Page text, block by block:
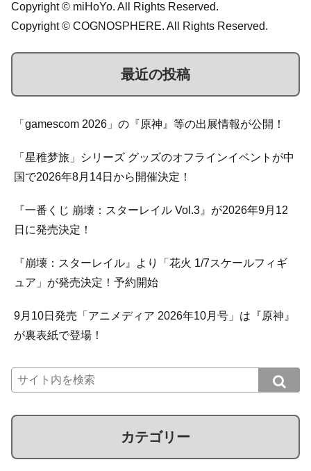
Copyright © miHoYo. All Rights Reserved.
Copyright © COGNOSPHERE. All Rights Reserved.
最近の投稿
「gamescom 2026」の『原神』等の出展情報が公開！
「星稚梦旅」シリーズ グッズのオフラインイベントが中
国で2026年8月14日から開催決定！
『一番くじ 崩壊：スターレイル Vol.3』が2026年9月12
日に発売決定！
『崩壊：スターレイル』より「花火 1/7スケールフィギ
ュア」が発売決定！予約開始
9月10日発売「アニメディア 2026年10月号」は『原神』
が裏表紙で登場！
カテゴリー